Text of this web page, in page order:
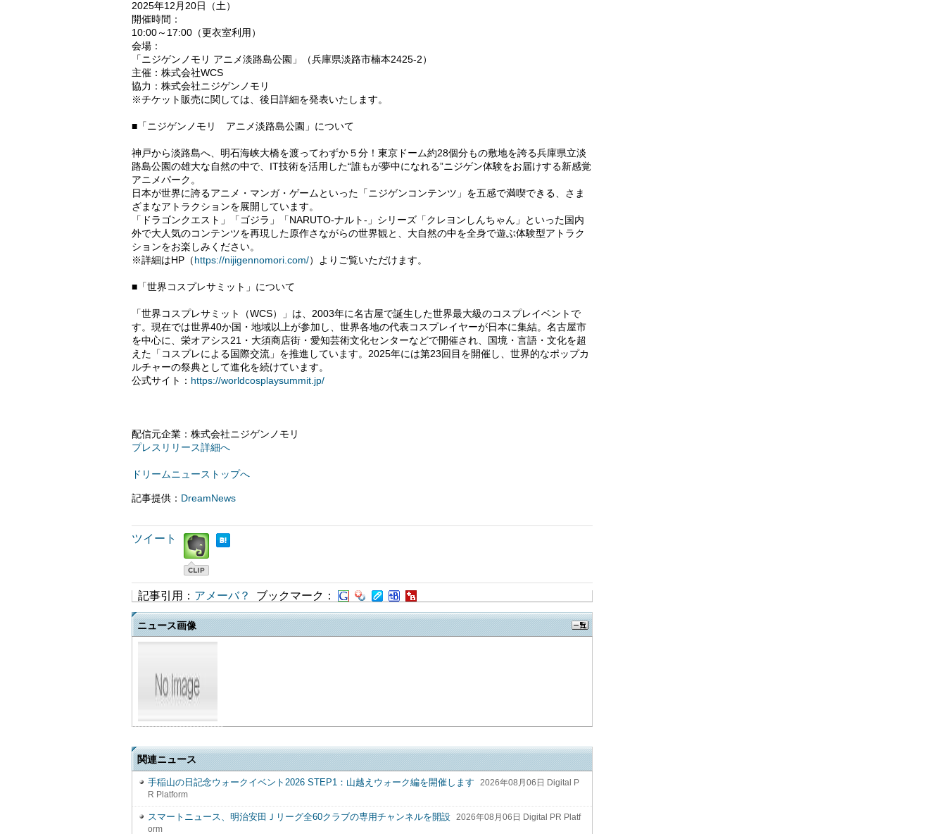
2025年12月20日（土）
開催時間：
10:00～17:00（更衣室利用）
会場：
「ニジゲンノモリ アニメ淡路島公園」（兵庫県淡路市楠本2425-2）
主催：株式会社WCS
協力：株式会社ニジゲンノモリ
※チケット販売に関しては、後日詳細を発表いたします。
■「ニジゲンノモリ アニメ淡路島公園」について
神戸から淡路島へ、明石海峡大橋を渡ってわずか５分！東京ドーム約28個分もの敷地を誇る兵庫県立淡
路島公園の雄大な自然の中で、IT技術を活用した“誰もが夢中になれる”ニジゲン体験をお届けする新感覚
アニメパーク。
日本が世界に誇るアニメ・マンガ・ゲームといった「ニジゲンコンテンツ」を五感で満喫できる、さま
ざまなアトラクションを展開しています。
「ドラゴンクエスト」「ゴジラ」「NARUTO-ナルト-」シリーズ「クレヨンしんちゃん」といった国内
外で大人気のコンテンツを再現した原作さながらの世界観と、大自然の中を全身で遊ぶ体験型アトラク
ションをお楽しみください。
※詳細はHP（https://nijigennomori.com/）よりご覧いただけます。
■「世界コスプレサミット」について
「世界コスプレサミット（WCS）」は、2003年に名古屋で誕生した世界最大級のコスプレイベントで
す。現在では世界40か国・地域以上が参加し、世界各地の代表コスプレイヤーが日本に集結。名古屋市
を中心に、栄オアシス21・大須商店街・愛知芸術文化センターなどで開催され、国境・言語・文化を超
えた「コスプレによる国際交流」を推進しています。2025年には第23回目を開催し、世界的なポップカ
ルチャーの祭典として進化を続けています。
公式サイト： https://worldcosplaysummit.jp/
配信元企業：株式会社ニジゲンノモリ
プレスリリース詳細へ
ドリームニューストップへ
記事提供： DreamNews
ツイート
記事引用： アメーバ？ ブックマーク：
ニュース画像
関連ニュース
手稲山の日記念ウォークイベント2026 STEP1：山越えウォーク編を開催します
2026年08月06日 Digital P
R Platform
スマートニュース、明治安田Ｊリーグ全60クラブの専用チャンネルを開設
2026年08月06日 Digital PR Platf
orm